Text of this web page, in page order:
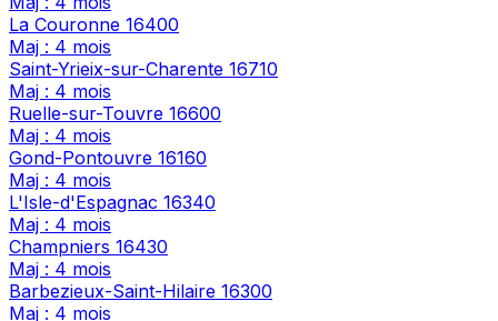
La Couronne 16400
Maj : 4 mois
Saint-Yrieix-sur-Charente 16710
Maj : 4 mois
Ruelle-sur-Touvre 16600
Maj : 4 mois
Gond-Pontouvre 16160
Maj : 4 mois
L'Isle-d'Espagnac 16340
Maj : 4 mois
Champniers 16430
Maj : 4 mois
Barbezieux-Saint-Hilaire 16300
Maj : 4 mois